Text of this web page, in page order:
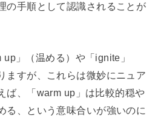
の手順として認識されることが
」（温める）や「ignite」
ますが、これらは微妙にニュア
ば、「warm up」は比較的穏や
る、という意味合いが強いのに